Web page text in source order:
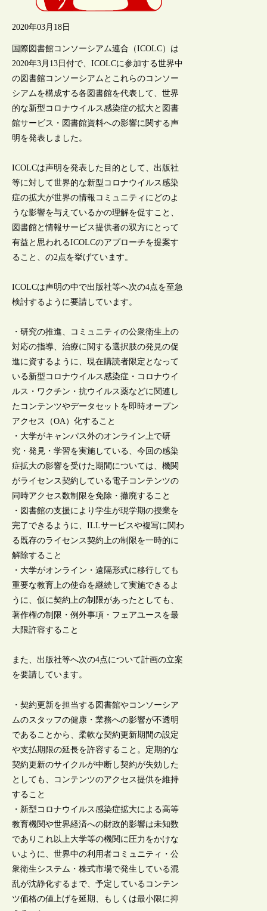
2020年03月18日
国際図書館コンソーシアム連合（ICOLC）は
2020年3月13日付で、ICOLCに参加する世界中
の図書館コンソーシアムとこれらのコンソー
シアムを構成する各図書館を代表して、世界
的な新型コロナウイルス感染症の拡大と図書
館サービス・図書館資料への影響に関する声
明を発表しました。
ICOLCは声明を発表した目的として、出版社
等に対して世界的な新型コロナウイルス感染
症の拡大が世界の情報コミュニティにどのよ
うな影響を与えているかの理解を促すこと、
図書館と情報サービス提供者の双方にとって
有益と思われるICOLCのアプローチを提案す
ること、の2点を挙げています。
ICOLCは声明の中で出版社等へ次の4点を至急
検討するように要請しています。
・研究の推進、コミュニティの公衆衛生上の
対応の指導、治療に関する選択肢の発見の促
進に資するように、現在購読者限定となって
いる新型コロナウイルス感染症・コロナウイ
ルス・ワクチン・抗ウイルス薬などに関連し
たコンテンツやデータセットを即時オープン
アクセス（OA）化すること
・大学がキャンパス外のオンライン上で研
究・発見・学習を実施している、今回の感染
症拡大の影響を受けた期間については、機関
がライセンス契約している電子コンテンツの
同時アクセス数制限を免除・撤廃すること
・図書館の支援により学生が現学期の授業を
完了できるように、ILLサービスや複写に関わ
る既存のライセンス契約上の制限を一時的に
解除すること
・大学がオンライン・遠隔形式に移行しても
重要な教育上の使命を継続して実施できるよ
うに、仮に契約上の制限があったとしても、
著作権の制限・例外事項・フェアユースを最
大限許容すること
また、出版社等へ次の4点について計画の立案
を要請しています。
・契約更新を担当する図書館やコンソーシア
ムのスタッフの健康・業務への影響が不透明
であることから、柔軟な契約更新期間の設定
や支払期限の延長を許容すること。定期的な
契約更新のサイクルが中断し契約が失効した
としても、コンテンツのアクセス提供を維持
すること
・新型コロナウイルス感染症拡大による高等
教育機関や世界経済への財政的影響は未知数
でありこれ以上大学等の機関に圧力をかけな
いように、世界中の利用者コミュニティ・公
衆衛生システム・株式市場で発生している混
乱が沈静化するまで、予定しているコンテン
ツ価格の値上げを延期、もしくは最小限に抑